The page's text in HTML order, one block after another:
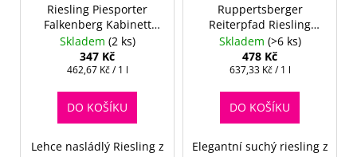
Riesling Piesporter
Falkenberg Kabinett
feinherb
Skladem (2 ks)
347 Kč
Měrná
462,67 Kč / 1 l
DO KOŠÍKU
Lehce nasládlý Riesling z
Ruppertsberger
Reiterpfad Riesling
Erste Lage VDP trocken
Skladem (>6 ks)
478 Kč
Měrná
637,33 Kč / 1 l
DO KOŠÍKU
Elegantní suchý riesling z